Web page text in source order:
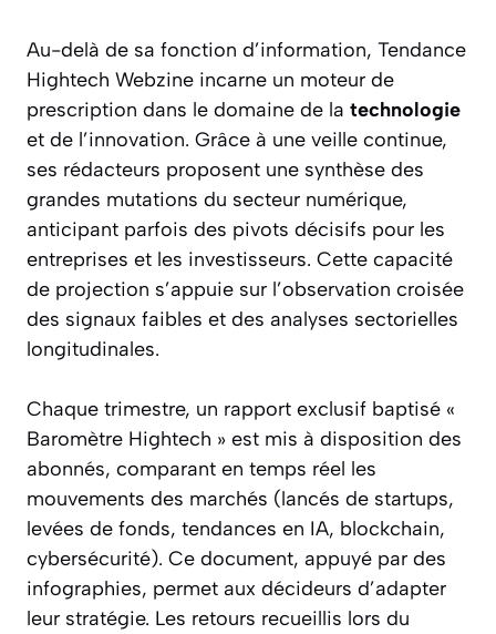
Au-delà de sa fonction d’information, Tendance
Hightech Webzine incarne un moteur de
prescription dans le domaine de la technologie
et de l’innovation. Grâce à une veille continue,
ses rédacteurs proposent une synthèse des
grandes mutations du secteur numérique,
anticipant parfois des pivots décisifs pour les
entreprises et les investisseurs. Cette capacité
de projection s’appuie sur l’observation croisée
des signaux faibles et des analyses sectorielles
longitudinales.
Chaque trimestre, un rapport exclusif baptisé «
Baromètre Hightech » est mis à disposition des
abonnés, comparant en temps réel les
mouvements des marchés (lancés de startups,
levées de fonds, tendances en IA, blockchain,
cybersécurité). Ce document, appuyé par des
infographies, permet aux décideurs d’adapter
leur stratégie. Les retours recueillis lors du